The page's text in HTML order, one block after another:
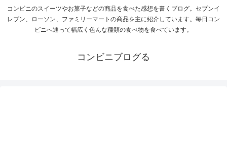
コンビニのスイーツやお菓子などの商品を食べた感想を書くブログ。セブンイ
レブン、ローソン、ファミリーマートの商品を主に紹介しています。毎日コン
ビニへ通って幅広く色んな種類の食べ物を食べています。
コンビニブログる